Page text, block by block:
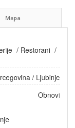
Mapa
/ Restorani /
/ Ljubinje
Obnovi